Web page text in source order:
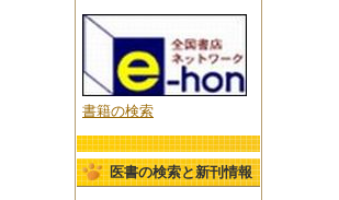
書籍の検索
医書の検索と新刊情報